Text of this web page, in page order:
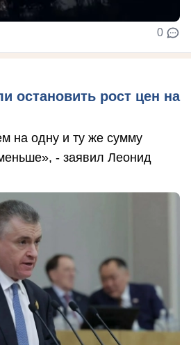
0
остановить рост цен на
на одну и ту же сумму
- заявил Леонид